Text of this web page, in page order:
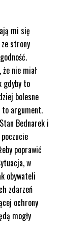
mi się
strony
nie miał
gdyby to
bolesne
to argument.
Bednarek i
poprawić
w
obywateli
zdarzeń
ochrony
mogły